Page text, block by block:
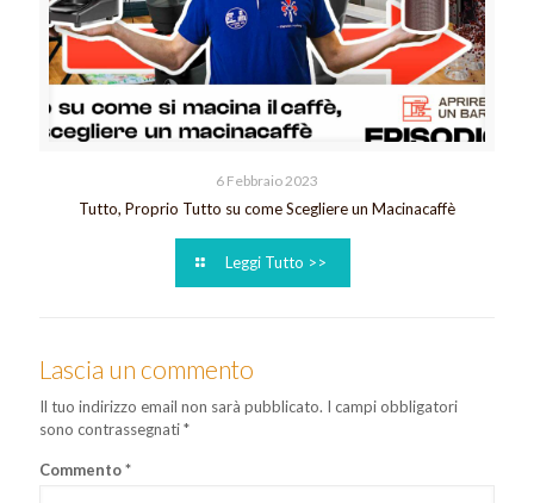
6 Febbraio 2023
Tutto, Proprio Tutto su come Scegliere un Macinacaffè
Leggi Tutto >>
Lascia un commento
Il tuo indirizzo email non sarà pubblicato. I campi obbligatori
sono contrassegnati*
Commento*